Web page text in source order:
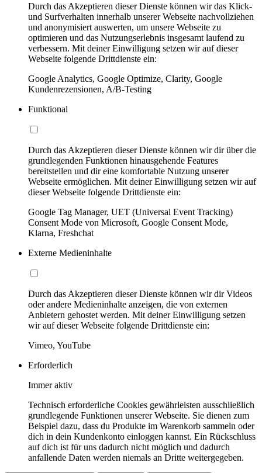
Durch das Akzeptieren dieser Dienste können wir das Klick-
und Surfverhalten innerhalb unserer Webseite nachvollziehen
und anonymisiert auswerten, um unsere Webseite zu
optimieren und das Nutzungserlebnis insgesamt laufend zu
verbessern. Mit deiner Einwilligung setzen wir auf dieser
Webseite folgende Drittdienste ein:
Google Analytics, Google Optimize, Clarity, Google
Kundenrezensionen, A/B-Testing
Funktional
Durch das Akzeptieren dieser Dienste können wir dir über die
grundlegenden Funktionen hinausgehende Features
bereitstellen und dir eine komfortable Nutzung unserer
Webseite ermöglichen. Mit deiner Einwilligung setzen wir auf
dieser Webseite folgende Drittdienste ein:
Google Tag Manager, UET (Universal Event Tracking)
Consent Mode von Microsoft, Google Consent Mode,
Klarna, Freshchat
Externe Medieninhalte
Durch das Akzeptieren dieser Dienste können wir dir Videos
oder andere Medieninhalte anzeigen, die von externen
Anbietern gehostet werden. Mit deiner Einwilligung setzen
wir auf dieser Webseite folgende Drittdienste ein:
Vimeo, YouTube
Erforderlich
Immer aktiv
Technisch erforderliche Cookies gewährleisten ausschließlich
grundlegende Funktionen unserer Webseite. Sie dienen zum
Beispiel dazu, dass du Produkte im Warenkorb sammeln oder
dich in dein Kundenkonto einloggen kannst. Ein Rückschluss
auf dich ist für uns dadurch nicht möglich und dadurch
anfallende Daten werden niemals an Dritte weitergegeben.